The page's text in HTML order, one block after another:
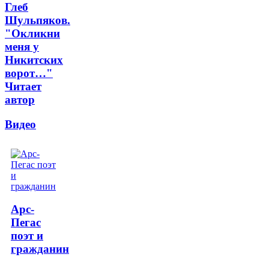
Глеб
Шульпяков.
"Окликни
меня у
Никитских
ворот…"
Читает
автор
Видео
Арс-
Пегас
поэт и
гражданин